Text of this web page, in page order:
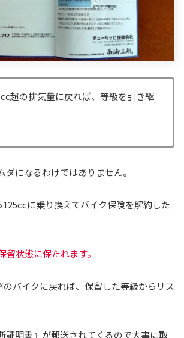
超の排気量に戻れば、等級を引き継
になるわけではありません。
に乗り換えてバイク保険を解約した
留状態に保たれます。
のバイクに戻れば、保留した等級からリス
証明書』が郵送されてくるので大事に取